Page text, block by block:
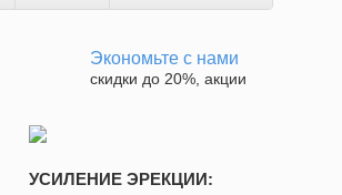
Экономьте с нами
скидки до 20%, акции
УСИЛЕНИЕ ЭРЕКЦИИ: